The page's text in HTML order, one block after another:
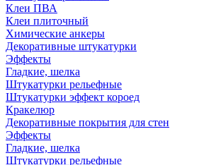
Клеи ПВА
Клеи плиточный
Химические анкеры
Декоративные штукатурки
Эффекты
Гладкие, шелка
Штукатурки рельефные
Штукатурки эффект короед
Кракелюр
Декоративные покрытия для стен
Эффекты
Гладкие, шелка
Штукатурки рельефные